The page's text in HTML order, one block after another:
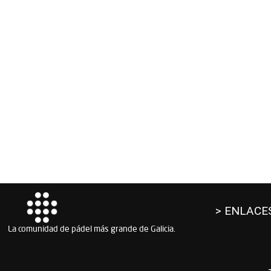
La comunidad de pádel más grande de Galicia.
>